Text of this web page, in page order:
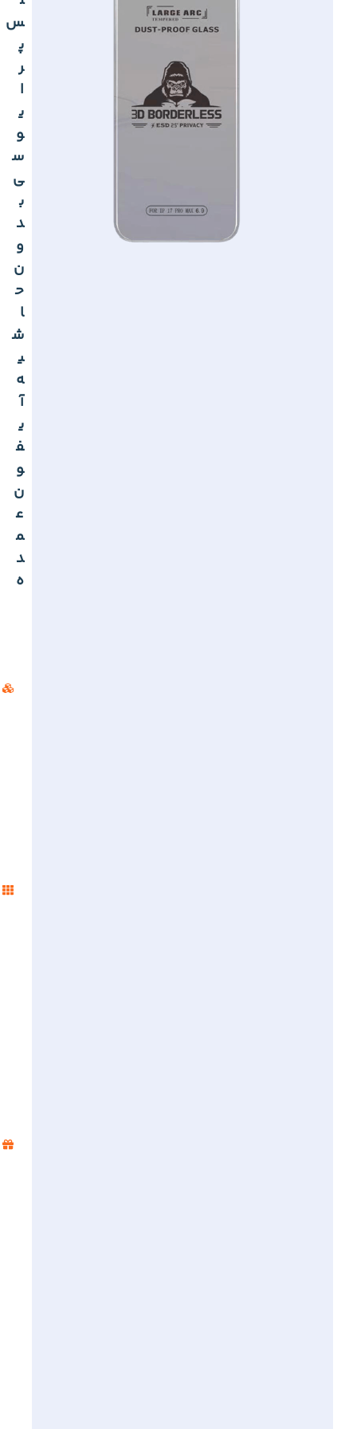
س
پ
ر
ا
ی
و
س
ی
ب
د
و
ن
ح
ا
ش
ی
ه
آ
ی
ف
و
ن
ع
م
د
ه